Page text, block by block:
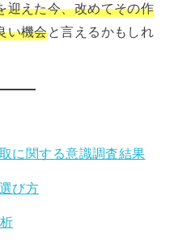
迎えた今、改めてその作
い機会と言えるかもしれ
に関する意識調査結果
び方